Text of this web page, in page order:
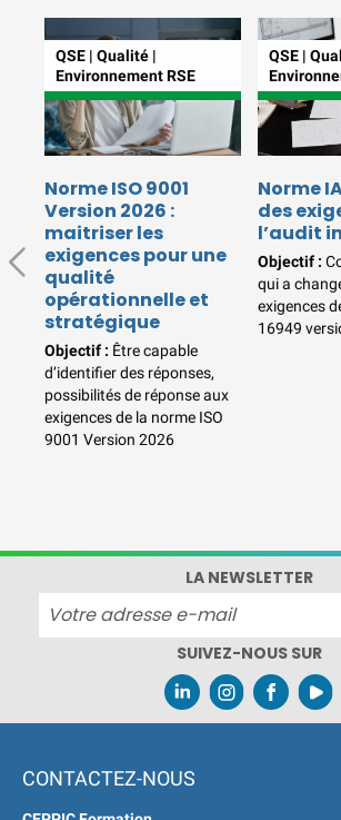
Qualité Sécurité
Développement
alternance :
réunions
Prenez RDV : Notre
commerciale est à
02 35 59 44 00
|
Qualité Sécurité
Développement
alternance :
réunions
Prenez RDV :Notre
commerciale est à
|
02 35 59 44 00
Qualité Sécurité
Prenez RDV :Notre
commerciale est à
|
02 35 59 44 00
Qualité Sécurité
Développement
alternance :
commerciale est à
QSE | Qualité |
Environnement RSE
Norme ISO 9001
Version 2026 :
maitriser les
exigences pour une
qualité
opérationnelle et
stratégique
Objectif : Être capable
d’identifier des réponses,
possibilités de réponse aux
exigences de la norme ISO
9001 Version 2026
QSE |
Norme
des
l’audit
Objectif :
qui a
exigences
16949
LA NEWSLETTER
SUIVEZ-NOUS SUR
CONTACTEZ-NOUS